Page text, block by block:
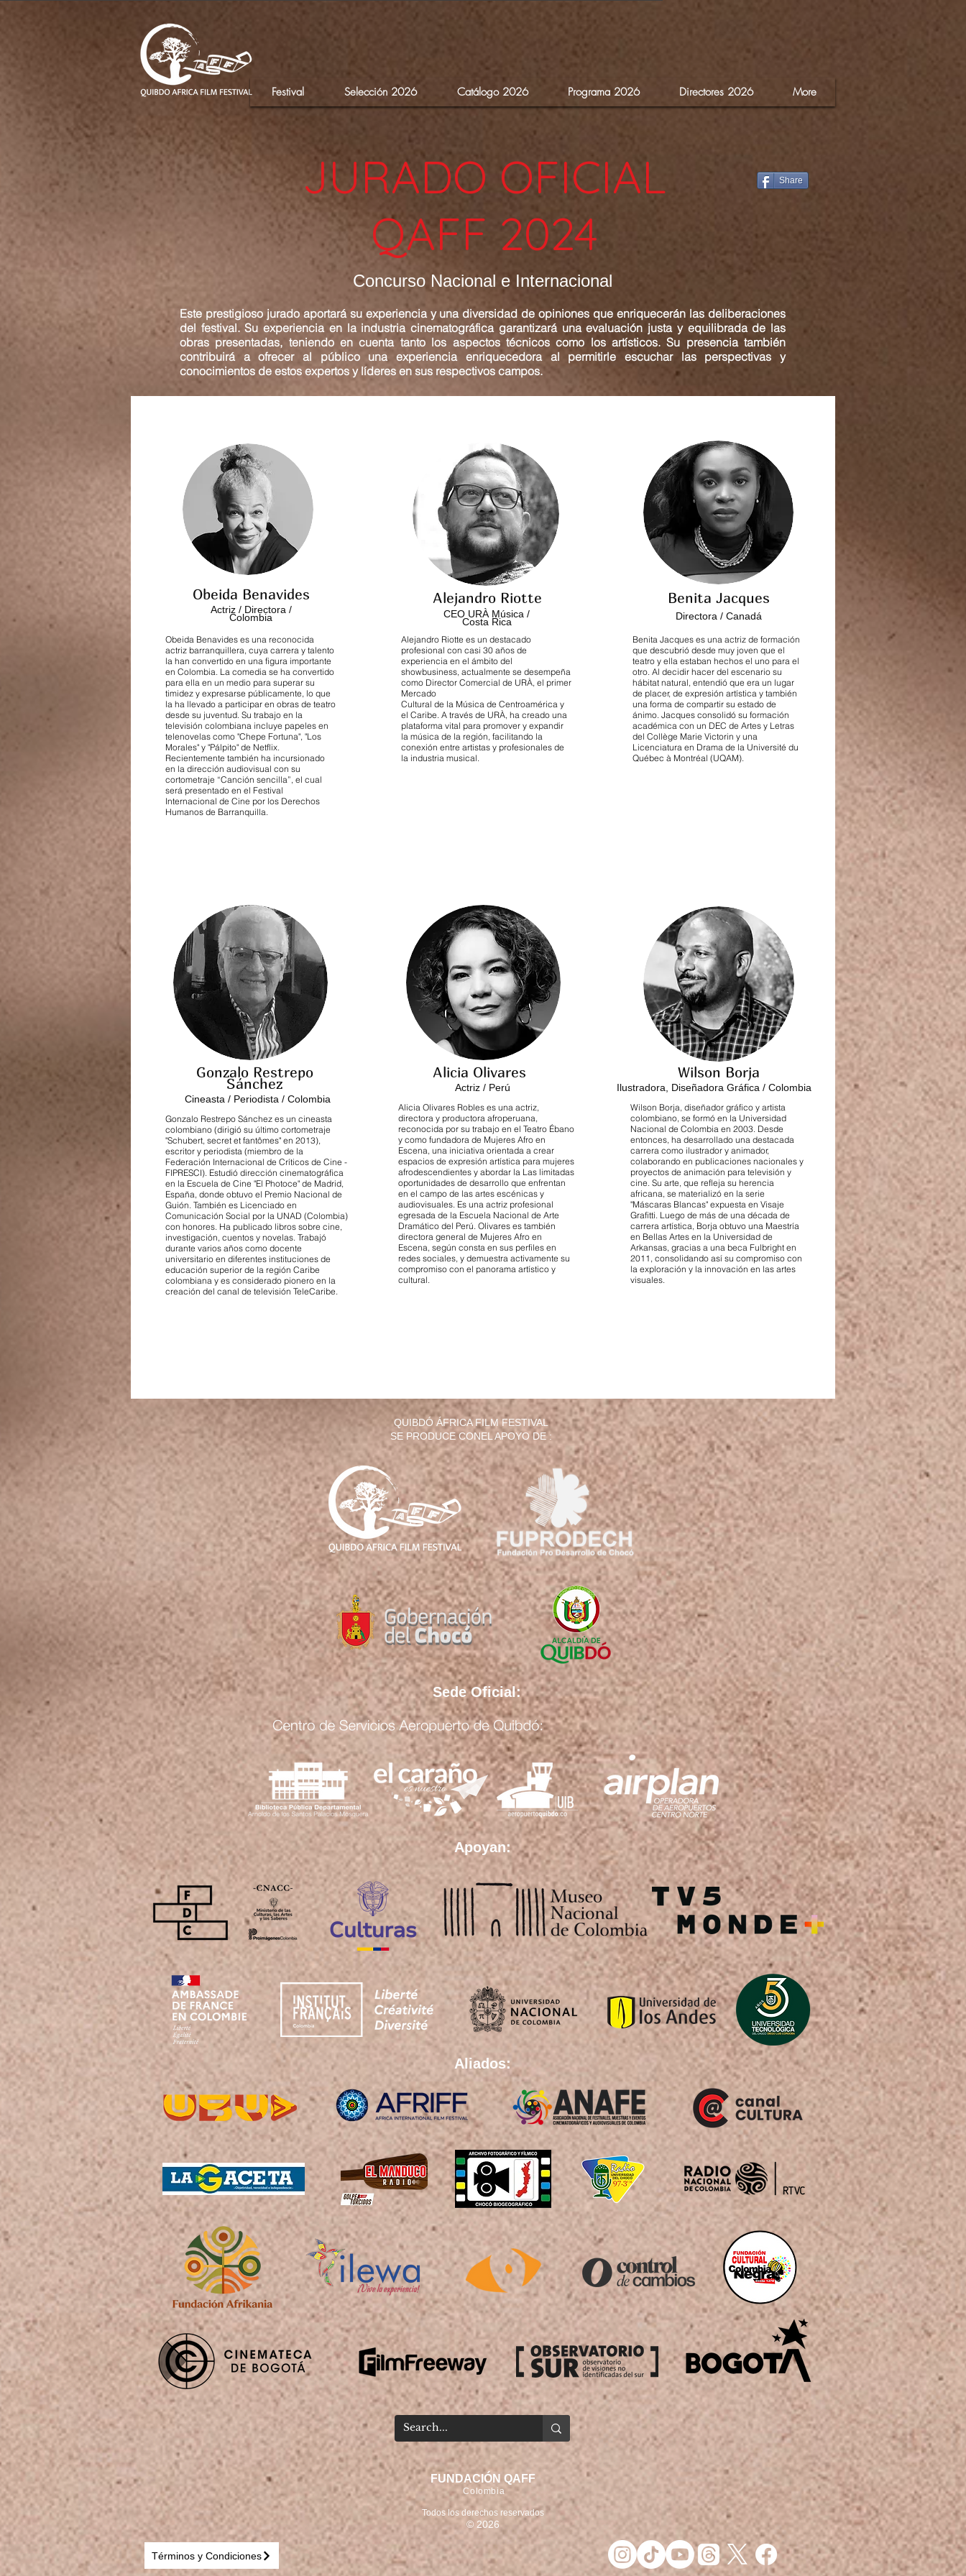
Festival Selección 2026 Catálogo 2026 Programa 2026 Directores 2026 More
JURADO OFICIAL
QAFF 2024
Share
Concurso Nacional e Internacional
Este prestigioso jurado aportará su experiencia y una diversidad de opiniones que enriquecerán las deliberaciones
del festival. Su experiencia en la industria cinematográfica garantizará una evaluación justa y equilibrada de las
obras presentadas, teniendo en cuenta tanto los aspectos técnicos como los artísticos. Su presencia también
contribuirá a ofrecer al público una experiencia enriquecedora al permitirle escuchar las perspectivas y
conocimientos de estos expertos y líderes en sus respectivos campos.
Obeida Benavides
Actriz / Directora /
Colombia
Obeida Benavides es una reconocida
actriz barranquillera, cuya carrera y talento
la han convertido en una figura importante
en Colombia. La comedia se ha convertido
para ella en un medio para superar su
timidez y expresarse públicamente, lo que
la ha llevado a participar en obras de teatro
desde su juventud. Su trabajo en la
televisión colombiana incluye papeles en
telenovelas como "Chepe Fortuna", "Los
Morales" y "Pálpito" de Netflix.
Recientemente también ha incursionado
en la dirección audiovisual con su
cortometraje “Canción sencilla”, el cual
será presentado en el Festival
Internacional de Cine por los Derechos
Humanos de Barranquilla.
Alejandro Riotte
CEO URÀ Música /
Costa Rica
Alejandro Riotte es un destacado
profesional con casi 30 años de
experiencia en el ámbito del
showbusiness, actualmente se desempeña
como Director Comercial de URÀ, el primer
Mercado
Cultural de la Música de Centroamérica y
el Caribe. A través de URÀ, ha creado una
plataforma vital para promover y expandir
la música de la región, facilitando la
conexión entre artistas y profesionales de
la industria musical.
Benita Jacques
Directora / Canadá
Benita Jacques es una actriz de formación
que descubrió desde muy joven que el
teatro y ella estaban hechos el uno para el
otro. Al decidir hacer del escenario su
hábitat natural, entendió que era un lugar
de placer, de expresión artística y también
una forma de compartir su estado de
ánimo. Jacques consolidó su formación
académica con un DEC de Artes y Letras
del Collège Marie Victorin y una
Licenciatura en Drama de la Université du
Québec à Montréal (UQAM).
Gonzalo Restrepo
Sánchez
Cineasta / Periodista / Colombia
Gonzalo Restrepo Sánchez es un cineasta
colombiano (dirigió su último cortometraje
"Schubert, secret et fantômes" en 2013),
escritor y periodista (miembro de la
Federación Internacional de Críticos de Cine -
FIPRESCI). Estudió dirección cinematográfica
en la Escuela de Cine "El Photoce" de Madrid,
España, donde obtuvo el Premio Nacional de
Guión. También es Licenciado en
Comunicación Social por la UNAD (Colombia)
con honores. Ha publicado libros sobre cine,
investigación, cuentos y novelas. Trabajó
durante varios años como docente
universitario en diferentes instituciones de
educación superior de la región Caribe
colombiana y es considerado pionero en la
creación del canal de televisión TeleCaribe.
Alicia Olivares
Actriz / Perú
Alicia Olivares Robles es una actriz,
directora y productora afroperuana,
reconocida por su trabajo en el Teatro Ébano
y como fundadora de Mujeres Afro en
Escena, una iniciativa orientada a crear
espacios de expresión artística para mujeres
afrodescendientes y abordar la Las limitadas
oportunidades de desarrollo que enfrentan
en el campo de las artes escénicas y
audiovisuales. Es una actriz profesional
egresada de la Escuela Nacional de Arte
Dramático del Perú. Olivares es también
directora general de Mujeres Afro en
Escena, según consta en sus perfiles en
redes sociales, y demuestra activamente su
compromiso con el panorama artístico y
cultural.
Wilson Borja
Ilustradora, Diseñadora Gráfica / Colombia
Wilson Borja, diseñador gráfico y artista
colombiano, se formó en la Universidad
Nacional de Colombia en 2003. Desde
entonces, ha desarrollado una destacada
carrera como ilustrador y animador,
colaborando en publicaciones nacionales y
proyectos de animación para televisión y
cine. Su arte, que refleja su herencia
africana, se materializó en la serie
"Máscaras Blancas" expuesta en Visaje
Grafitti. Luego de más de una década de
carrera artística, Borja obtuvo una Maestría
en Bellas Artes en la Universidad de
Arkansas, gracias a una beca Fulbright en
2011, consolidando así su compromiso con
la exploración y la innovación en las artes
visuales.
QUIBDÓ ÁFRICA FILM FESTIVAL
SE PRODUCE CONEL APOYO DE :
Sede Oficial:
Apoyan:
Aliados:
Términos y Condiciones
FUNDACIÓN QAFF
Colombia
Todos los derechos reservados
© 2026